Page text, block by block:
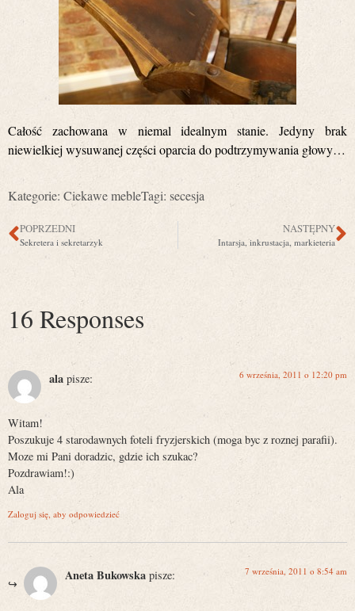
Całość zachowana w niemal idealnym stanie. Jedyny brak
niewielkiej wysuwanej części oparcia do podtrzymywania głowy…
Kategorie: Ciekawe mebleTagi: secesja
POPRZEDNI
Sekretera i sekretarzyk
NASTĘPNY
Intarsja, inkrustacja, markieteria
16 Responses
ala pisze: 6 września, 2011 o 12:20 pm
Witam!
Poszukuje 4 starodawnych foteli fryzjerskich (moga byc z roznej parafii).
Moze mi Pani doradzic, gdzie ich szukac?
Pozdrawiam!:)
Ala
Zaloguj się, aby odpowiedzieć
Aneta Bukowska pisze: 7 września, 2011 o 8:54 am